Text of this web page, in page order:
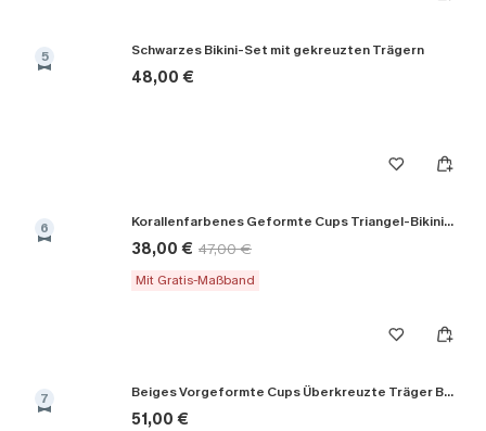
5 Schwarzes Bikini-Set mit gekreuzten Trägern
48,00 €
6 Korallenfarbenes Geformte Cups Triangel-Bikini-Set
38,00 € 47,00 €
Mit Gratis-Maßband
7 Beiges Vorgeformte Cups Überkreuzte Träger Bikini-Set
51,00 €